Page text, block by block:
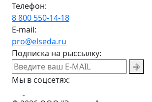
Телефон:
8 800 550-14-18
E-mail:
pro@elseda.ru
Подписка на рыссылку:
Мы в соцсетях: